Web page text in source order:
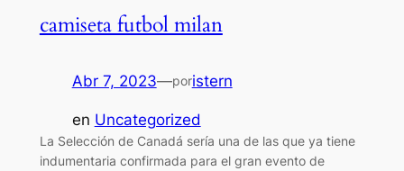
camiseta futbol milan
Abr 7, 2023—poristern
en Uncategorized
La Selección de Canadá sería una de las que ya tiene
indumentaria confirmada para el gran evento de